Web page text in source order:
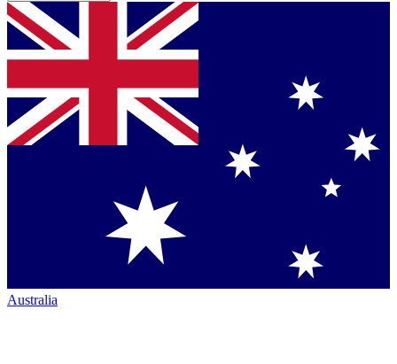
Australia